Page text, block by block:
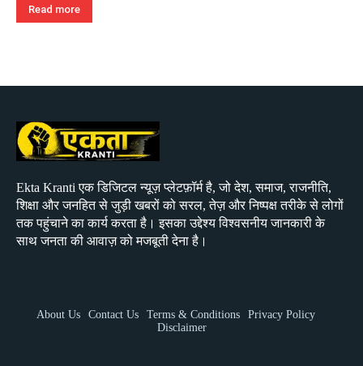
Read more
Ekta Kranti एक डिजिटल न्यूज़ प्लेटफ़ॉर्म है, जो देश, समाज, राजनीति,
शिक्षा और जनहित से जुड़ी खबरों को सरल, तेज़ और निष्पक्ष तरीके से लोगों
तक पहुंचाने का कार्य करता है। इसका उद्देश्य विश्वसनीय जानकारी के
साथ जनता की आवाज़ को मजबूती देना है।
About Us Contact Us Terms & Conditions
Privacy Policy
Disclaimer